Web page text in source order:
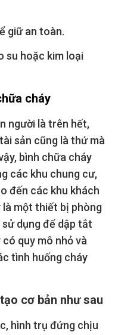
giữ an toàn.
su hoặc kim loại
cháy
người là trên hết,
sản cũng là thứ mà
bình chữa cháy
các khu chung cư,
đến các khu khách
là một thiết bị phòng
dụng để dập tắt
quy mô nhỏ và
tình huống cháy
cơ bản như sau
hình trụ đứng chịu